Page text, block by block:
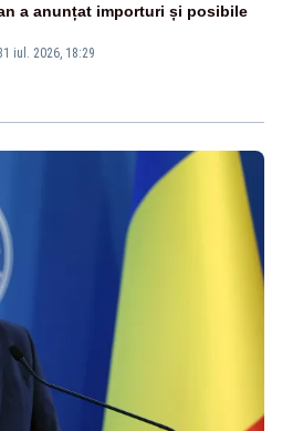
iul. 2026, 18:29
a anunțat importuri și posibile